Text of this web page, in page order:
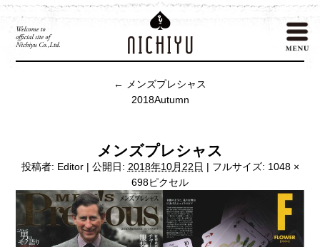
←
メンズプレシャス
2018Autumn
メンズプレシャス
投稿者: Editor | 公開日: 2018年10月22日 | フルサイズ: 1048 ×
698ピクセル